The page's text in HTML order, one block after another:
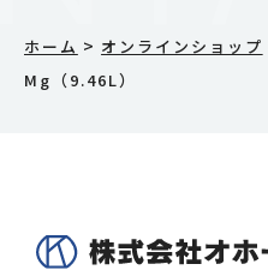
ホーム > オンラインショップ
Mg（9.46L）